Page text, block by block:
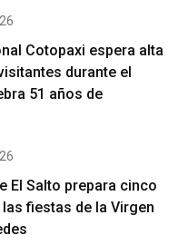
Cotopaxi espera alta
durante el
51 años de
El Salto prepara cinco
fiestas de la Virgen